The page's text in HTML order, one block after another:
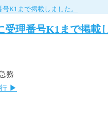
K1まで掲載しました。
理番号K1まで掲載
務
▶